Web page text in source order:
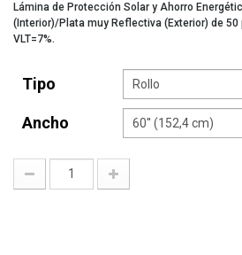
Lámina de Protección Solar y Ahorro
(Interior)/Plata muy Reflectiva (Exterior) de 50
VLT=7%.
Tipo
Ancho